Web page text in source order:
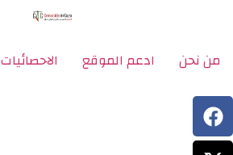
من نحن ادعم الموقع الاحصائيات